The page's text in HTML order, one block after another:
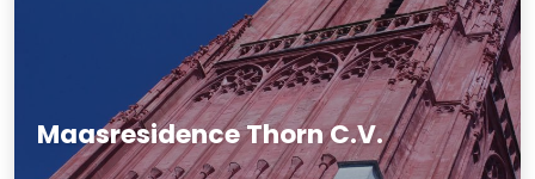
Maasresidence Thorn C.V.